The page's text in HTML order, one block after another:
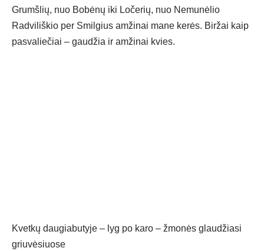
Grumšlių, nuo Bobėnų iki Ločerių, nuo Nemunėlio
Radviliškio per Smilgius amžinai mane kerės. Biržai kaip
pasvaliečiai – gaudžia ir amžinai kvies.
Kvetkų daugiabutyje – lyg po karo – žmonės glaudžiasi
griuvėsiuose